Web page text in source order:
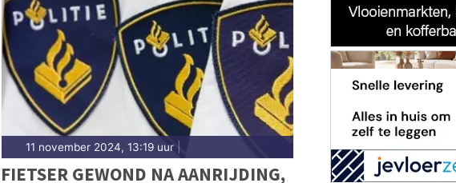
11 november 2024, 13:19 uur|
FIETSER GEWOND NA AANRIJDING,